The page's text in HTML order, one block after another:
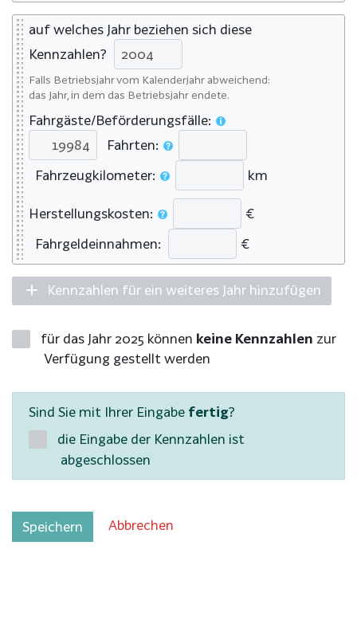
auf welches Jahr beziehen sich diese
Kennzahlen?
Falls Betriebsjahr vom Kalenderjahr abweichend:
das Jahr, in dem das Betriebsjahr endete.
Fahrgäste/Beförderungsfälle:
Fahrten:
Fahrzeugkilometer:
km
Herstellungskosten:
€
Fahrgeldeinnahmen:
€
Kennzahlen für ein weiteres Jahr hinzufügen
für das Jahr 2025 können keine Kennzahlen zur
Verfügung gestellt werden
Sind Sie mit Ihrer Eingabe fertig?
die Eingabe der Kennzahlen ist
abgeschlossen
Speichern Abbrechen